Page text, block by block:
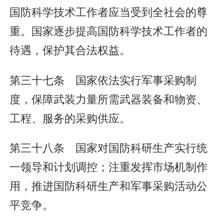
国防科学技术工作者应当受到全社会的尊
重。国家逐步提高国防科学技术工作者的
待遇，保护其合法权益。
第三十七条 国家依法实行军事采购制
度，保障武装力量所需武器装备和物资、
工程、服务的采购供应。
第三十八条 国家对国防科研生产实行统
一领导和计划调控；注重发挥市场机制作
用，推进国防科研生产和军事采购活动公
平竞争。